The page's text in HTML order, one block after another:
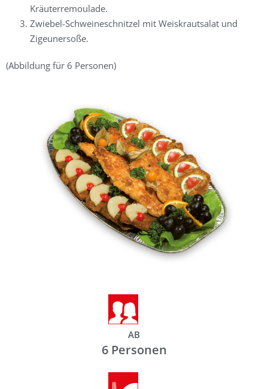
Kräuterremoulade.
Zwiebel-Schweineschnitzel mit Weiskrautsalat und
Zigeunersoße.
(Abbildung für 6 Personen)
AB
6 Personen